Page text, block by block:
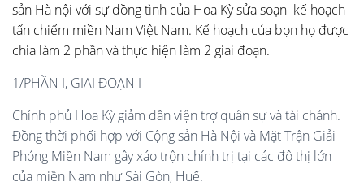
sản Hà nội với sự đồng tình của Hoa Kỳ sửa soạn kế hoạch
tấn chiếm miền Nam Việt Nam. Kế hoạch của bọn họ được
chia làm 2 phần và thực hiện làm 2 giai đoạn.
1/PHẦN I, GIAI ĐOẠN I
Chính phủ Hoa Kỳ giảm dần viện trợ quân sự và tài chánh.
Đồng thời phối hợp với Cộng sản Hà Nội và Mặt Trận Giải
Phóng Miền Nam gây xáo trộn chính trị tại các đô thị lớn
của miền Nam như Sài Gòn, Huế.